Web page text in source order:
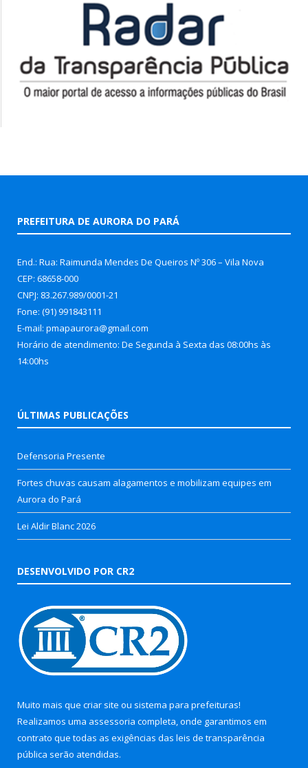
PREFEITURA DE AURORA DO PARÁ
End.: Rua: Raimunda Mendes De Queiros Nº 306 – Vila Nova
CEP: 68658-000
CNPJ: 83.267.989/0001-21
Fone: (91) 991843111
E-mail: pmapaurora@gmail.com
Horário de atendimento: De Segunda à Sexta das 08:00hs às
14:00hs
ÚLTIMAS PUBLICAÇÕES
Defensoria Presente
Fortes chuvas causam alagamentos e mobilizam equipes em
Aurora do Pará
Lei Aldir Blanc 2026
DESENVOLVIDO POR CR2
Muito mais que criar site ou sistema para prefeituras!
Realizamos uma assessoria completa, onde garantimos em
contrato que todas as exigências das leis de transparência
pública serão atendidas.